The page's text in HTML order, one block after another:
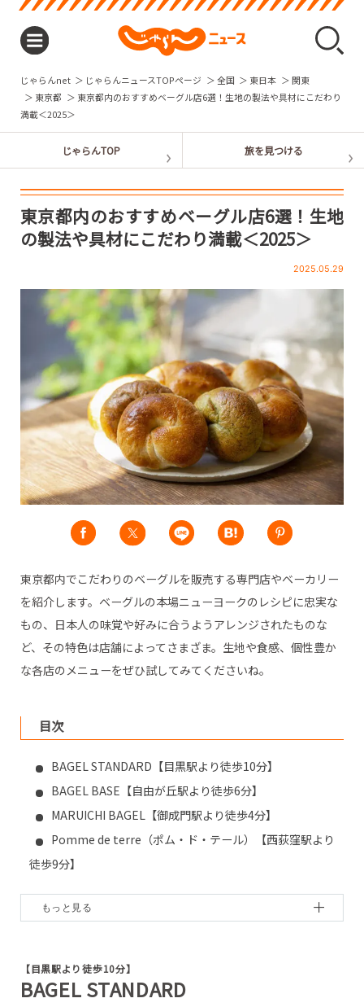
じゃらんnet じゃらんニュースTOPページ 全国 東日本
関東
東京都
東京都内のおすすめベーグル店6選！生地の製法や具材にこだわり
満載＜2025＞
2025.05.29
東京都内のおすすめベーグル店6選！生地
の製法や具材にこだわり満載＜2025＞
東京都内でこだわりのベーグルを販売する専門店やベーカリー
を紹介します。ベーグルの本場ニューヨークのレシピに忠実な
もの、日本人の味覚や好みに合うようアレンジされたものな
ど、その特色は店舗によってさまざま。生地や食感、個性豊か
な各店のメニューをぜひ試してみてくださいね。
目次
BAGEL STANDARD【目黒駅より徒歩10分】
BAGEL BASE【自由が丘駅より徒歩6分】
MARUICHI BAGEL【御成門駅より徒歩4分】
Pomme de terre（ポム・ド・テール）【西荻窪駅より
徒歩9分】
天然酵母のパン Zermatt【荻窪駅駅より徒歩20分】
【目黒駅より徒歩10分】
BAGEL STANDARD